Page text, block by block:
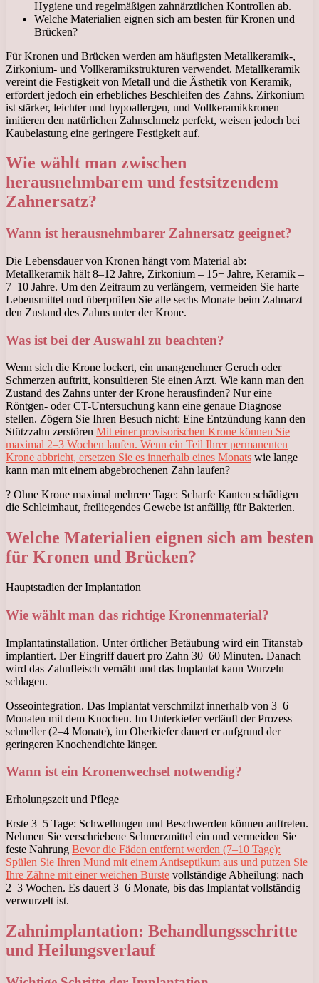
Hygiene und regelmäßigen zahnärztlichen Kontrollen ab.
Welche Materialien eignen sich am besten für Kronen und
Brücken?
Für Kronen und Brücken werden am häufigsten Metallkeramik-,
Zirkonium- und Vollkeramikstrukturen verwendet. Metallkeramik
vereint die Festigkeit von Metall und die Ästhetik von Keramik,
erfordert jedoch ein erhebliches Beschleifen des Zahns. Zirkonium
ist stärker, leichter und hypoallergen, und Vollkeramikkronen
imitieren den natürlichen Zahnschmelz perfekt, weisen jedoch bei
Kaubelastung eine geringere Festigkeit auf.
Wie wählt man zwischen
herausnehmbarem und festsitzendem
Zahnersatz?
Wann ist herausnehmbarer Zahnersatz geeignet?
Die Lebensdauer von Kronen hängt vom Material ab:
Metallkeramik hält 8–12 Jahre, Zirkonium – 15+ Jahre, Keramik –
7–10 Jahre. Um den Zeitraum zu verlängern, vermeiden Sie harte
Lebensmittel und überprüfen Sie alle sechs Monate beim Zahnarzt
den Zustand des Zahns unter der Krone.
Was ist bei der Auswahl zu beachten?
Wenn sich die Krone lockert, ein unangenehmer Geruch oder
Schmerzen auftritt, konsultieren Sie einen Arzt. Wie kann man den
Zustand des Zahns unter der Krone herausfinden? Nur eine
Röntgen- oder CT-Untersuchung kann eine genaue Diagnose
stellen. Zögern Sie Ihren Besuch nicht: Eine Entzündung kann den
Stützzahn zerstören Mit einer provisorischen Krone können Sie
maximal 2–3 Wochen laufen. Wenn ein Teil Ihrer permanenten
Krone abbricht, ersetzen Sie es innerhalb eines Monats wie lange
kann man mit einem abgebrochenen Zahn laufen?
? Ohne Krone maximal mehrere Tage: Scharfe Kanten schädigen
die Schleimhaut, freiliegendes Gewebe ist anfällig für Bakterien.
Welche Materialien eignen sich am besten
für Kronen und Brücken?
Hauptstadien der Implantation
Wie wählt man das richtige Kronenmaterial?
Implantatinstallation. Unter örtlicher Betäubung wird ein Titanstab
implantiert. Der Eingriff dauert pro Zahn 30–60 Minuten. Danach
wird das Zahnfleisch vernäht und das Implantat kann Wurzeln
schlagen.
Osseointegration. Das Implantat verschmilzt innerhalb von 3–6
Monaten mit dem Knochen. Im Unterkiefer verläuft der Prozess
schneller (2–4 Monate), im Oberkiefer dauert er aufgrund der
geringeren Knochendichte länger.
Wann ist ein Kronenwechsel notwendig?
Erholungszeit und Pflege
Erste 3–5 Tage: Schwellungen und Beschwerden können auftreten.
Nehmen Sie verschriebene Schmerzmittel ein und vermeiden Sie
feste Nahrung Bevor die Fäden entfernt werden (7–10 Tage):
Spülen Sie Ihren Mund mit einem Antiseptikum aus und putzen Sie
Ihre Zähne mit einer weichen Bürste vollständige Abheilung: nach
2–3 Wochen. Es dauert 3–6 Monate, bis das Implantat vollständig
verwurzelt ist.
Zahnimplantation: Behandlungsschritte
und Heilungsverlauf